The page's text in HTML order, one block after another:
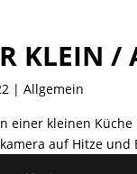
KLEIN /
| Allgemein
einer kleinen
auf Hitze